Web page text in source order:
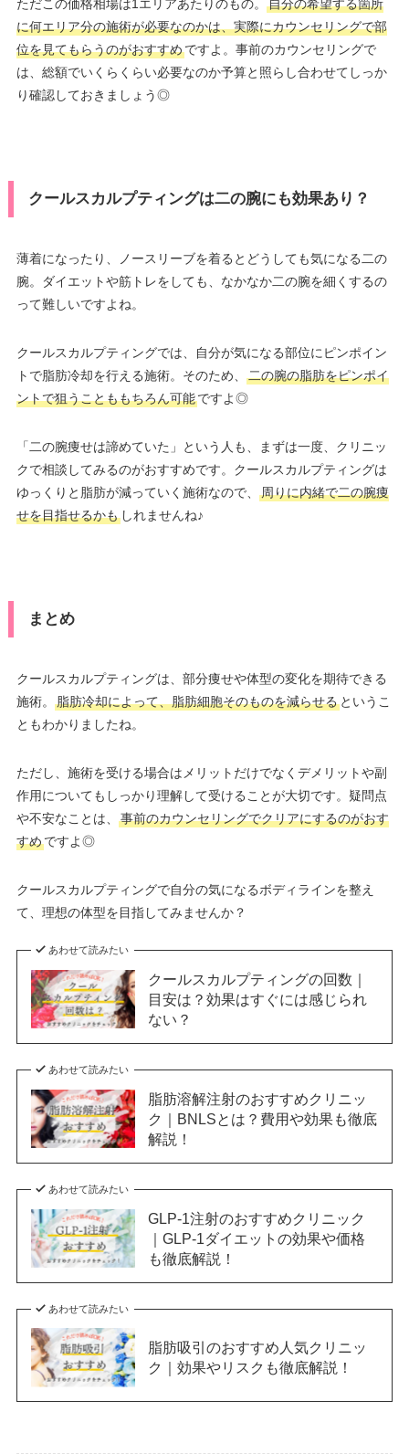
ただこの価格相場は1エリアあたりのもの。
自分の希望する箇所
に何エリア分の施術が必要なのかは、実際にカウンセリングで部
位を見てもらうのがおすすめですよ。事前のカウンセリングで
は、総額でいくらくらい必要なのか予算と照らし合わせてしっか
り確認しておきましょう◎
クールスカルプティングは二の腕にも効果あり？
薄着になったり、ノースリーブを着るとどうしても気になる二の
腕。ダイエットや筋トレをしても、なかなか二の腕を細くするの
って難しいですよね。
クールスカルプティングでは、自分が気になる部位にピンポイン
トで脂肪冷却を行える施術。そのため、
二の腕の脂肪をピンポイ
ントで狙うことももちろん可能ですよ◎
「二の腕痩せは諦めていた」という人も、まずは一度、クリニッ
クで相談してみるのがおすすめです。クールスカルプティングは
ゆっくりと脂肪が減っていく施術なので、
周りに内緒で二の腕痩
せを目指せるかもしれませんね♪
まとめ
クールスカルプティングは、部分痩せや体型の変化を期待できる
施術。
脂肪冷却によって、脂肪細胞そのものを減らせるというこ
ともわかりましたね。
ただし、施術を受ける場合はメリットだけでなくデメリットや副
作用についてもしっかり理解して受けることが大切です。疑問点
や不安なことは、
事前のカウンセリングでクリアにするのがおす
すめですよ◎
クールスカルプティングで自分の気になるボディラインを整え
て、理想の体型を目指してみませんか？
あわせて読みたい
クールスカルプティングの回数｜
目安は？効果はすぐには感じられ
ない？
あわせて読みたい
脂肪溶解注射のおすすめクリニッ
ク｜BNLSとは？費用や効果も徹底
解説！
あわせて読みたい
GLP-1注射のおすすめクリニック
｜GLP-1ダイエットの効果や価格
も徹底解説！
あわせて読みたい
脂肪吸引のおすすめ人気クリニッ
ク｜効果やリスクも徹底解説！